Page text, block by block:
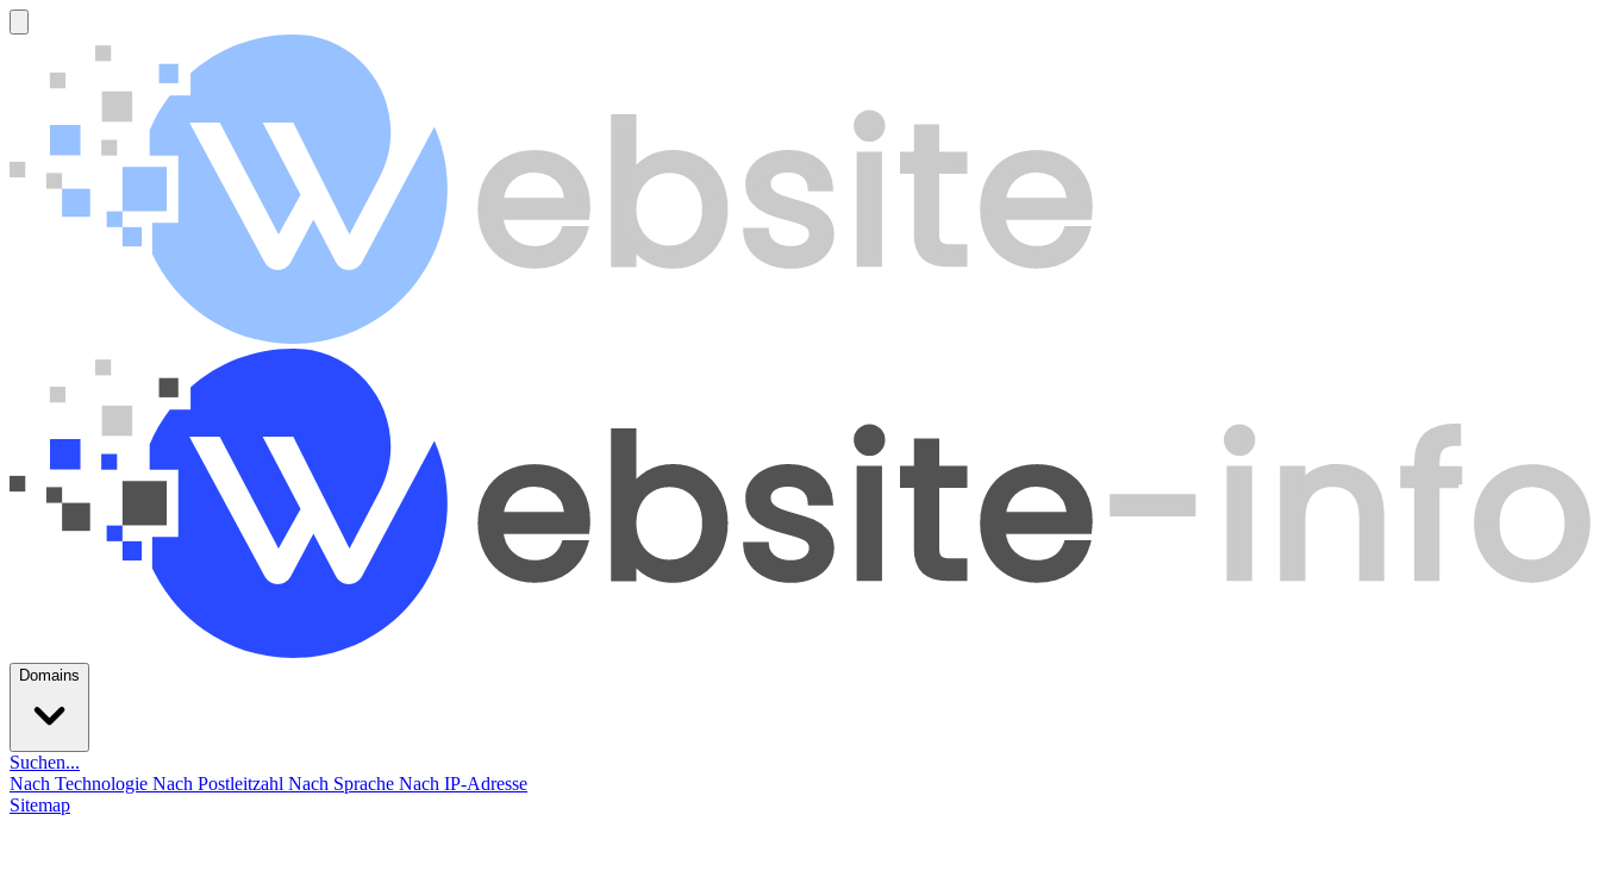
Domains
Suchen...
Nach Technologie Nach Postleitzahl Nach Sprache Nach IP-Adresse
Sitemap